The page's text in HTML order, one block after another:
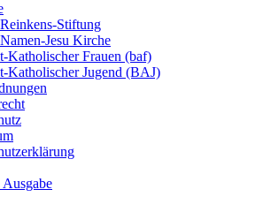
Stiftung
Jesu Kirche
Katholischer Frauen (baf)
Katholischer Jugend (BAJ)